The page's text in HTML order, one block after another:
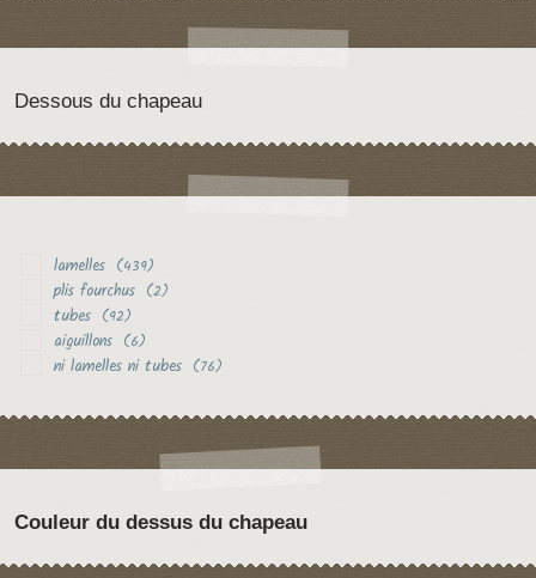
Dessous du chapeau
lamelles (439)
plis fourchus (2)
tubes (92)
aiguillons (6)
ni lamelles ni tubes (76)
Couleur du dessus du chapeau